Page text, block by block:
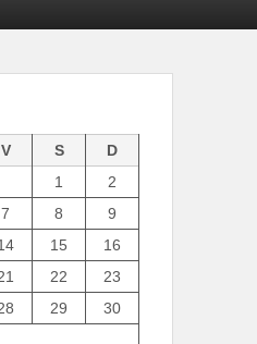
V S
D
1
2
7 8
9
15
16
22
23
29
30